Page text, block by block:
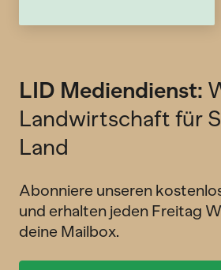
LID Mediendienst:
Landwirtschaft für
Land
Abonniere unseren
und erhalten jeden Freitag
deine Mailbox.